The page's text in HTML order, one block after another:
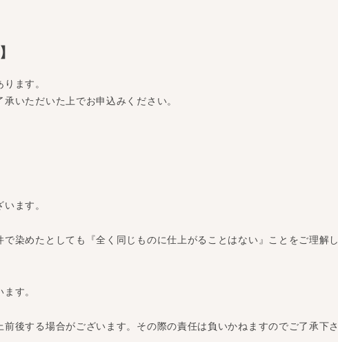
ます。
いただいた上でお申込みください。
ます。
で染めたとしても『全く同じものに仕上がることはない』ことをご理解し
す。
後する場合がございます。その際の責任は負いかねますのでご了承下さ